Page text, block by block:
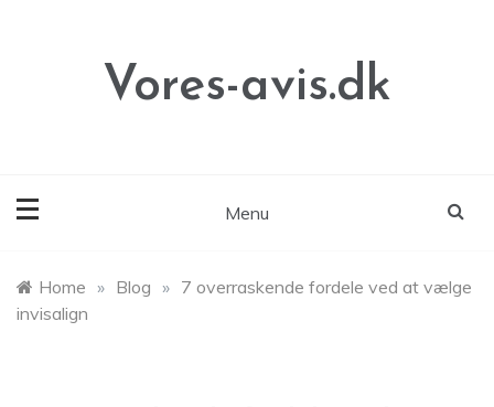
Vores-avis.dk
Menu
Home » Blog » 7 overraskende fordele ved at vælge
invisalign